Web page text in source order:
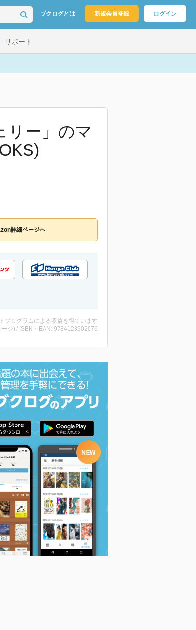
ブクログとは 新規会員登録 ログイン
サポート
リー」のマ
詳細ページへ
プログラムによる収益を得ています
ジ) / ISBN・EAN: 9784123902076